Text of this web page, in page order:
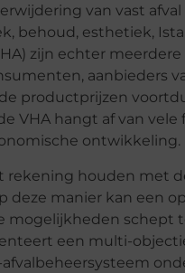
van vast
behoud, esthetiek,
zijn echter
aanbieders
productprijzen
VHA hangt af van
ontwikkeling.
rekening houden met
deze manier kan een
schept
een multi-